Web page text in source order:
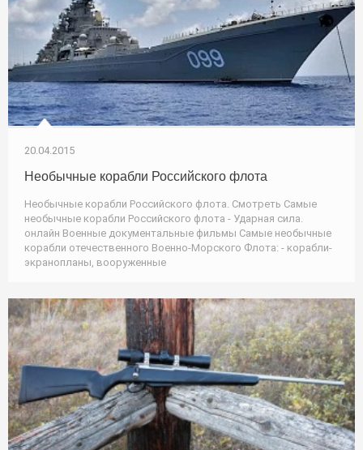
20.04.2015
Необычные корабли Российского флота
Необычные корабли Российского флота. Смотреть Самые
необычные корабли Российского флота - Ударная сила.
онлайн Военные документальные фильмы Самые необычные
корабли отечественного Военно-Морского Флота: - корабли-
экранопланы, вооружeнные